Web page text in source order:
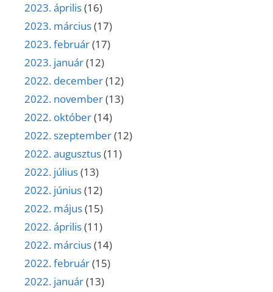
2023. április(16)
2023. március(17)
2023. február(17)
2023. január(12)
2022. december(12)
2022. november(13)
2022. október(14)
2022. szeptember(12)
2022. augusztus(11)
2022. július(13)
2022. június(12)
2022. május(15)
2022. április(11)
2022. március(14)
2022. február(15)
2022. január(13)